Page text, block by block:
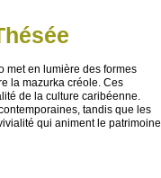
met en lumière des formes
la mazurka créole. Ces
de la culture caribéenne.
tandis que les
qui animent le patrimoine